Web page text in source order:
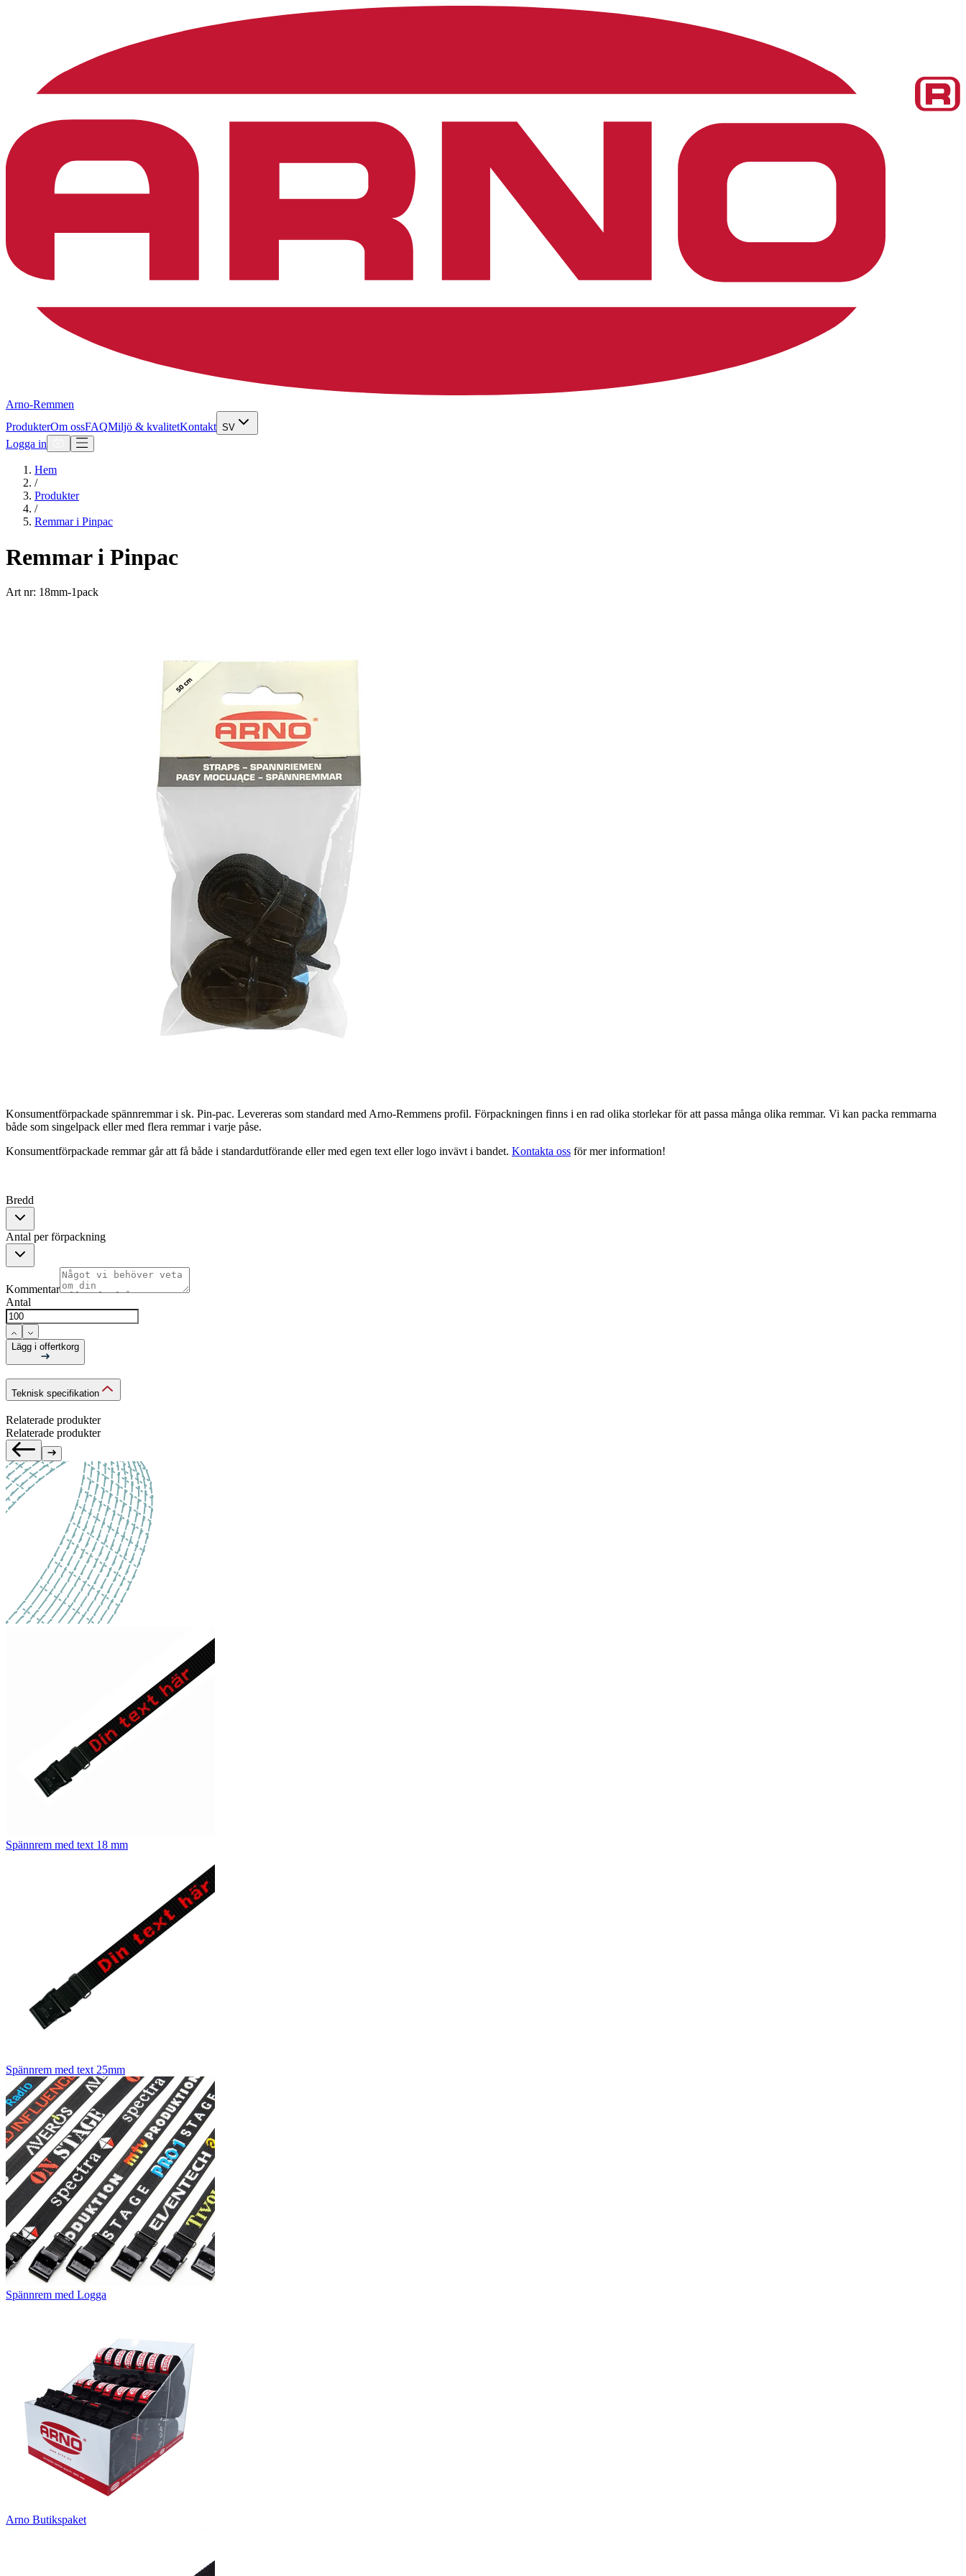
Arno-Remmen
ProdukterOm ossFAQMiljö & kvalitetKontakt SV
Logga in
Hem
/
Produkter
/
Remmar i Pinpac
Remmar i Pinpac
Art nr: 18mm-1pack
Konsumentförpackade spännremmar i sk. Pin-pac. Levereras som standard med Arno-Remmens profil. Förpackningen finns i en rad olika storlekar för att passa många olika remmar. Vi kan packa remmarna
både som singelpack eller med flera remmar i varje påse.
Konsumentförpackade remmar går att få både i standardutförande eller med egen text eller logo invävt i bandet. Kontakta oss för mer information!
Bredd
Antal per förpackning
Kommentar
Antal
Lägg i offertkorg
Teknisk specifikation
Relaterade produkter
Relaterade produkter
Spännrem med text 18 mm
Spännrem med text 25mm
Spännrem med Logga
Arno Butikspaket